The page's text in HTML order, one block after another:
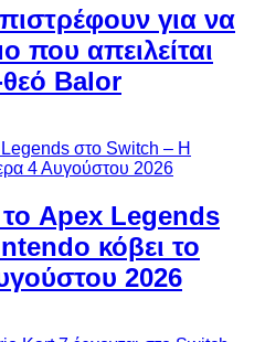
για να
που απειλείται
Balor
το Apex Legends
κόβει το
2026